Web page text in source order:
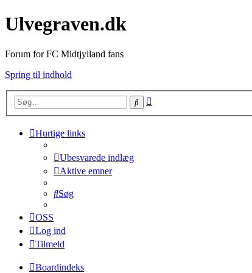
Ulvegraven.dk
Forum for FC Midtjylland fans
Spring til indhold
Søg
Hurtige links
Ubesvarede indlæg
Aktive emner
Søg
OSS
Log ind
Tilmeld
Boardindeks